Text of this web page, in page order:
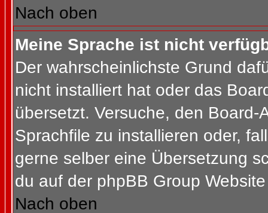
Nach oben
Meine Sprache ist nicht
Der wahrscheinlichste Grund
nicht installiert hat oder das
übersetzt. Versuche, den
Sprachfile zu installieren oder,
gerne selber eine Übersetzung
du auf der phpBB Group
Nach oben